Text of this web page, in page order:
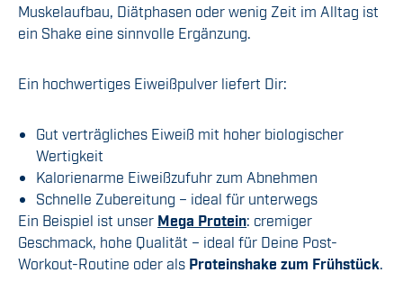
Muskelaufbau, Diätphasen oder wenig Zeit im Alltag ist
ein Shake eine sinnvolle Ergänzung.
Ein hochwertiges Eiweißpulver liefert Dir:
Gut verträgliches Eiweiß mit hoher biologischer
Wertigkeit
Kalorienarme Eiweißzufuhr zum Abnehmen
Schnelle Zubereitung – ideal für unterwegs
Ein Beispiel ist unser Mega Protein: cremiger
Geschmack, hohe Qualität – ideal für Deine Post-
Workout-Routine oder als Proteinshake zum Frühstück